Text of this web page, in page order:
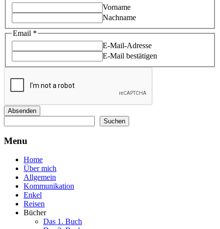
Email
Vorname
Nachname
Email *
E-Mail-Adresse
E-Mail bestätigen
Absenden
Suchen
Menu
Home
Über mich
Allgemein
Kommunikation
Enkel
Reisen
Bücher
Das 1. Buch